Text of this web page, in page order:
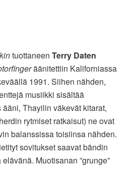
tuottaneenTerry Daten
äänitettiin Kaliforniassa
1991. Siihen nähden,
musiikki sisältää
Thayilin väkevät kitarat,
rytmiset ratkaisut) ne ovat
balanssissa toisiinsa nähden.
sovitukset saavat bändin
Muotisanan ”grunge”